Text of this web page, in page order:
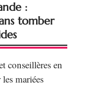
:
tomber
conseillères en
mariées